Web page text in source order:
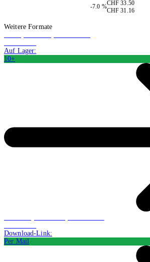
-7.0 %
CHF 33.50
CHF 31.16
Weitere Formate
Auf Lager:
10+
Download-Link:
Per Mail